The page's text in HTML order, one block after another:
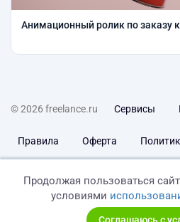
Анимационный ролик по заказу
© 2026 freelance.ru Сервисы
Правила Оферта
Продолжая пользоваться
условиями